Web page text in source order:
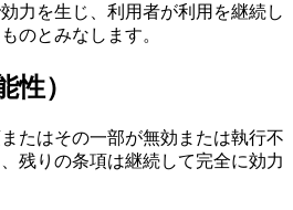
力を生じ、利用者が利用を継続し
のとみなします。
性）
たはその一部が無効または執行不
残りの条項は継続して完全に効力